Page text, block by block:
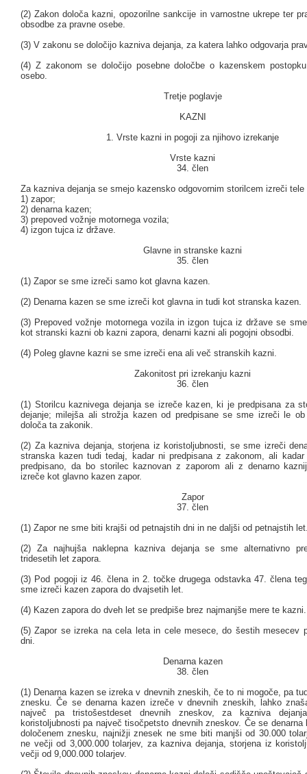
(2) Zakon določa kazni, opozorilne sankcije in varnostne ukrepe ter
obsodbe za pravne osebe.
(3) V zakonu se določijo kazniva dejanja, za katera lahko odgovarja
(4) Z zakonom se določijo posebne določbe o kazenskem
osebo.
Tretje poglavje
KAZNI
1. Vrste kazni in pogoji za njihovo izrekanje
Vrste kazni
34. člen
Za kazniva dejanja se smejo kazensko odgovornim storilcem izreči tele
1) zapor;
2) denarna kazen;
3) prepoved vožnje motornega vozila;
4) izgon tujca iz države.
Glavne in stranske kazni
35. člen
(1) Zapor se sme izreči samo kot glavna kazen.
(2) Denarna kazen se sme izreči kot glavna in tudi kot stranska kazen.
(3) Prepoved vožnje motornega vozila in izgon tujca iz države se
kot stranski kazni ob kazni zapora, denarni kazni ali pogojni obsodbi.
(4) Poleg glavne kazni se sme izreči ena ali več stranskih kazni.
Zakonitost pri izrekanju kazni
36. člen
(1) Storilcu kaznivega dejanja se izreče kazen, ki je predpisana za
dejanje; milejša ali strožja kazen od predpisane se sme izreči le
določa ta zakonik.
(2) Za kazniva dejanja, storjena iz koristoljubnosti, se sme izreči
stranska kazen tudi tedaj, kadar ni predpisana z zakonom, ali
predpisano, da bo storilec kaznovan z zaporom ali z denarno
izreče kot glavno kazen zapor.
Zapor
37. člen
(1) Zapor ne sme biti krajši od petnajstih dni in ne daljši od petnajstih
(2) Za najhujša naklepna kazniva dejanja se sme alternativno
tridesetih let zapora.
(3) Pod pogoji iz 46. člena in 2. točke drugega odstavka 47. člena
sme izreči kazen zapora do dvajsetih let.
(4) Kazen zapora do dveh let se predpiše brez najmanjše mere te kazni.
(5) Zapor se izreka na cela leta in cele mesece, do šestih mesecev
dni.
Denarna kazen
38. člen
(1) Denarna kazen se izreka v dnevnih zneskih, če to ni mogoče, pa
znesku. Če se denarna kazen izreče v dnevnih zneskih, lahko
največ pa tristošestdeset dnevnih zneskov, za kazniva
koristoljubnosti pa največ tisočpetsto dnevnih zneskov. Če se denarna
določenem znesku, najnižji znesek ne sme biti manjši od 30.000
ne večji od 3,000.000 tolarjev, za kazniva dejanja, storjena iz
večji od 9,000.000 tolarjev.